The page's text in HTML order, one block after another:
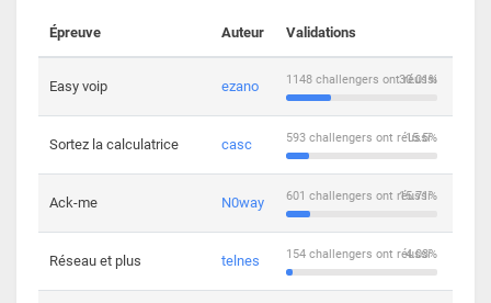
Épreuve Auteur Validations
Easy voip ezano 30.01%
1148 challengers ont réussi
Sortez la calculatrice casc 15.5%
593 challengers ont réussi
Ack-me N0way 15.71%
601 challengers ont réussi
Réseau et plus telnes 4.03%
154 challengers ont réussi